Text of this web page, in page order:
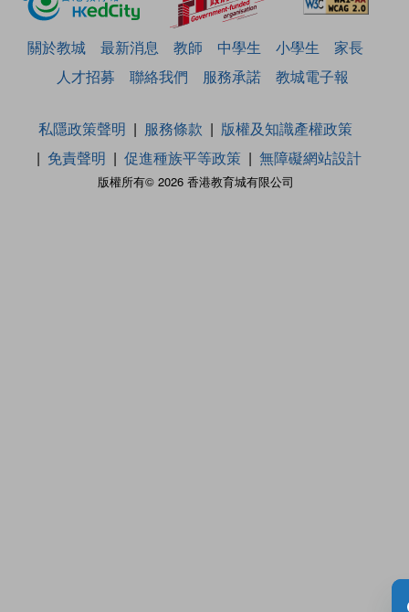
關於教城 最新消息 教師 中學生 小學生
家長
人才招募
聯絡我們 服務承諾 教城電子報
版權所有© 2026 香港教育城有限公司
私隱政策聲明 服務條款
版權及知識產權政策
免責聲明
促進種族平等政策 無障礙網站設計